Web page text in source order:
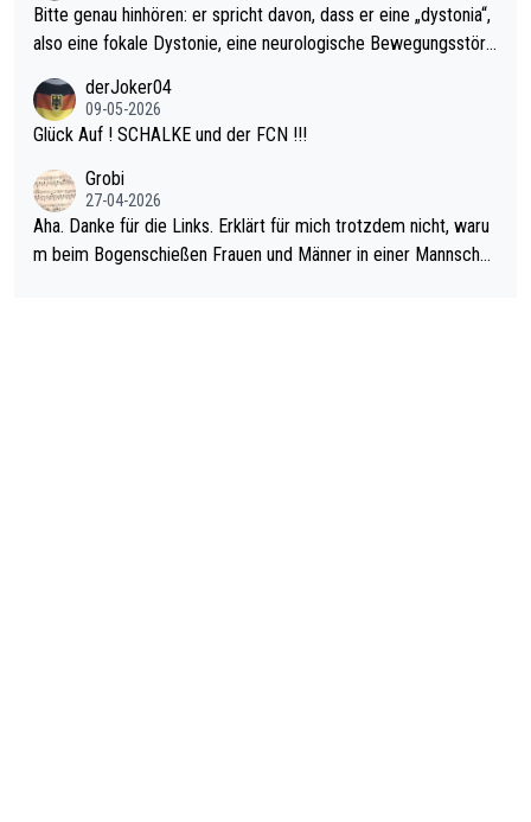
Bitte genau hinhören: er spricht davon, dass er eine „dystonia“,
also eine fokale Dystonie, eine neurologische Bewegungsstöru
erden, im Arm hat. Und, dass Medikamente ihm helfen! Ich glau
be immer noch, dass sehr viele der Dartits-Fälle fälschlich psy
diese könnten teils wirksam behandelt werden! Dafür müsste
man nur zum Neurologen und nicht zum Mentaltrainer gehen…
derJoker04
09-05-2026
Glück Auf ! SCHALKE und der FCN !!!
Grobi
27-04-2026
Aha. Danke für die Links. Erklärt für mich trotzdem nicht, waru
m beim Bogenschießen Frauen und Männer in einer Mannschaf